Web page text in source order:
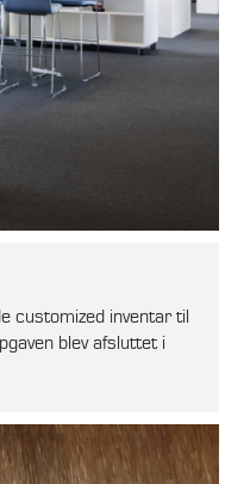
customized inventar til
blev afsluttet i